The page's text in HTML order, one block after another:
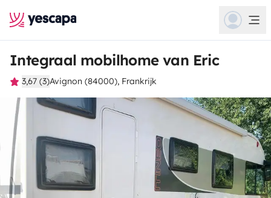
Integraal mobilhome van Eric
3,67 (3)Avignon (84000), Frankrijk